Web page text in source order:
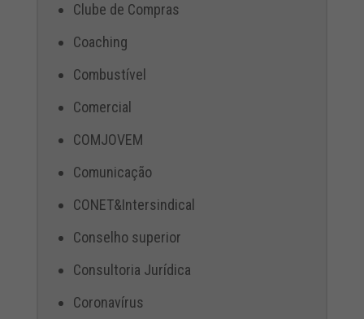
Clube de Compras
Coaching
Combustível
Comercial
COMJOVEM
Comunicação
CONET&Intersindical
Conselho superior
Consultoria Jurídica
Coronavírus